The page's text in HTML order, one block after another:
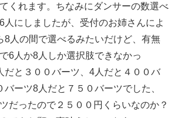
くれます。ちなみにダンサーの数選べ
人にしましたが、受付のお姉さんによ
8人の間で選べるみたいだけど、有無
6人か8人しか選択肢できなかっ
だと３００バーツ、4人だと４００バ
ーツ8人だと７５０バーツでした、
だったので２５００円くらいなのか？